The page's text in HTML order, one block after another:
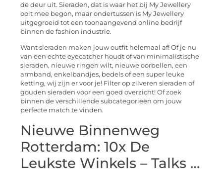
de deur uit. Sieraden, dat is waar het bij My Jewellery
ooit mee begon, maar ondertussen is My Jewellery
uitgegroeid tot een toonaangevend online bedrijf
binnen de fashion industrie.
Want sieraden maken jouw outfit helemaal af! Of je nu
van een echte eyecatcher houdt of van minimalistische
sieraden, nieuwe ringen wilt, nieuwe oorbellen, een
armband, enkelbandjes, bedels of een super leuke
ketting, wij zijn er voor je! Filter op zilveren sieraden of
gouden sieraden voor een goed overzicht! Of zoek
binnen de verschillende subcategorieën om jouw
perfecte match te vinden.
Nieuwe Binnenweg
Rotterdam: 10x De
Leukste Winkels – Talks …